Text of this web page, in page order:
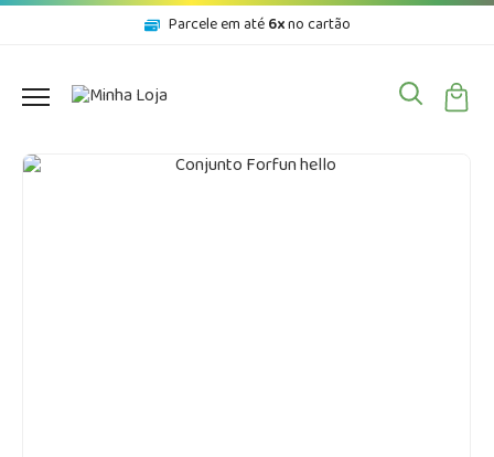
Parcele em até6xno cartão